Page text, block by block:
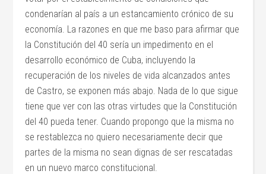
condenarían al país a un estancamiento crónico de su
economía. La razones en que me baso para afirmar que
la Constitución del 40 sería un impedimento en el
desarrollo económico de Cuba, incluyendo la
recuperación de los niveles de vida alcanzados antes
de Castro, se exponen más abajo. Nada de lo que sigue
tiene que ver con las otras virtudes que la Constitución
del 40 pueda tener. Cuando propongo que la misma no
se restablezca no quiero necesariamente decir que
partes de la misma no sean dignas de ser rescatadas
en un nuevo marco constitucional.